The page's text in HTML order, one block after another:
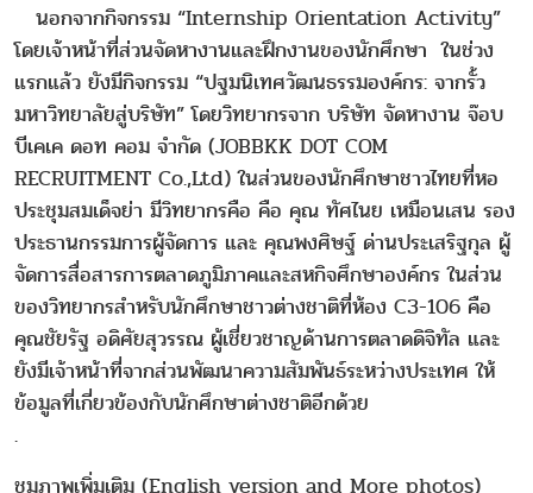
นอกจากกิจกรรม “Internship Orientation Activity”
โดยเจ้าหน้าที่ส่วนจัดหางานและฝึกงานของนักศึกษา ในช่วง
แรกแล้ว ยังมีกิจกรรม “ปฐมนิเทศวัฒนธรรมองค์กร: จากรั้ว
มหาวิทยาลัยสู่บริษัท” โดยวิทยากรจาก บริษัท จัดหางาน จ๊อบ
บีเคเค ดอท คอม จำกัด (JOBBKK DOT COM
RECRUITMENT Co.,Ltd) ในส่วนของนักศึกษาชาวไทยที่หอ
ประชุมสมเด็จย่า มีวิทยากรคือ คือ คุณ ทัศไนย เหมือนเสน รอง
ประธานกรรมการผู้จัดการ และ คุณพงศิษฐ์ ด่านประเสริฐกุล ผู้
จัดการสื่อสารการตลาดภูมิภาคและสหกิจศึกษาองค์กร ในส่วน
ของวิทยากรสำหรับนักศึกษาชาวต่างชาติที่ห้อง C3-106 คือ
คุณชัยรัฐ อดิศัยสุวรรณ ผู้เชี่ยวชาญด้านการตลาดดิจิทัล และ
ยังมีเจ้าหน้าที่จากส่วนพัฒนาความสัมพันธ์ระหว่างประเทศ ให้
ข้อมูลที่เกี่ยวข้องกับนักศึกษาต่างชาติอีกด้วย
.
ชมภาพเพิ่มเติม (English version and More photos)